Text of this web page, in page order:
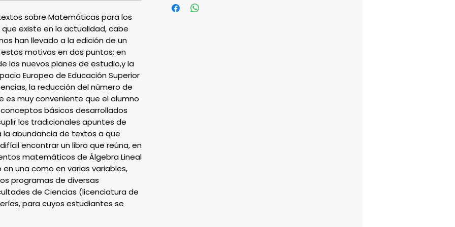
sobre Matemáticas para los
existe en la actualidad, cabe
han llevado a la edición de un
motivos en dos puntos: en
los nuevos planes de estudio,y la
Europeo de Educación Superior
la reducción del número de
es muy conveniente que el alumno
básicos desarrollados
los tradicionales apuntes de
la abundancia de textos a que
encontrar un libro que reúna, en
matemáticos de Álgebra Lineal
una como en varias variables,
programas de diversas
de Ciencias (licenciatura de
para cuyos estudiantes se